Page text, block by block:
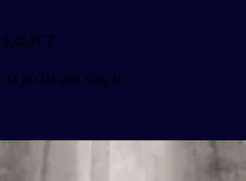
高兴了
tā jiù tài gāo xīng le